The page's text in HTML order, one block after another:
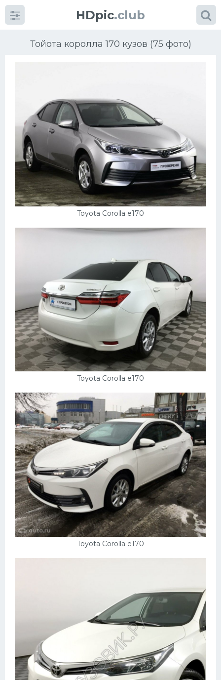
HDpic.club
Тойота королла 170 кузов (75 фото)
Toyota Corolla e170
Toyota Corolla e170
Toyota Corolla e170
Категории
Разное
Автомобили
Красивые фото машин
УРАЛ
Русские авто
Вольво
БМВ
МАЗ
Сузуки
Фольксваген
Лексус
Дэу
Скания
Форд
Черри
Джили
Хавал
Кавасаки
Инфинити
Подводные лодки